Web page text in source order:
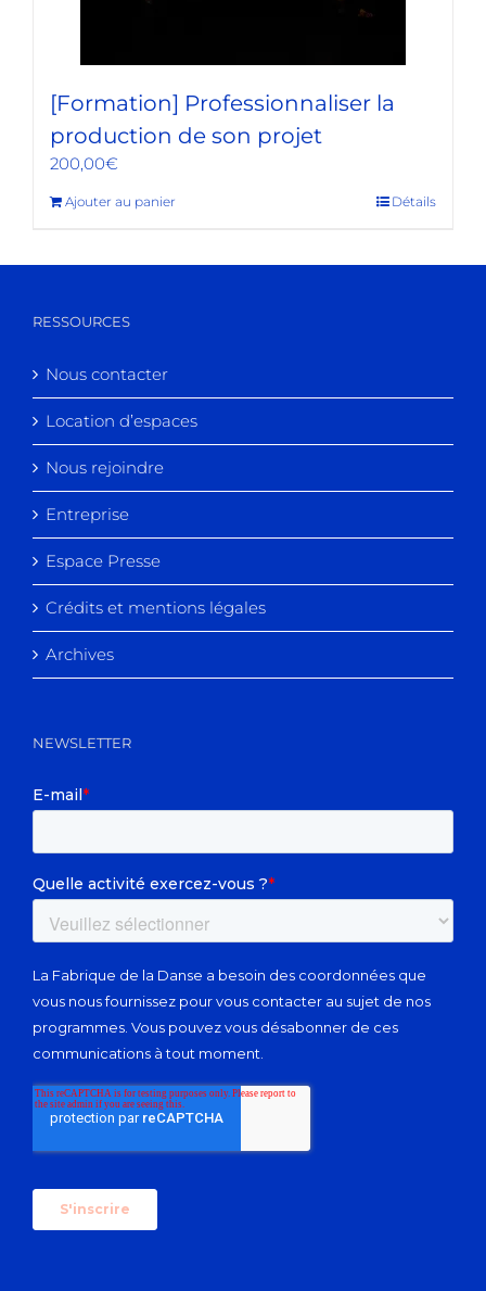
[Formation] Professionnaliser la
production de son projet
200,00€
Ajouter au panier Détails
RESSOURCES
Nous contacter
Location d’espaces
Nous rejoindre
Entreprise
Espace Presse
Crédits et mentions légales
Archives
NEWSLETTER